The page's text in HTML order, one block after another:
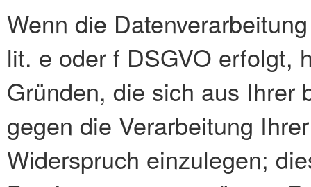
Wenn die
lit. e oder f DSGVO erfolgt,
Gründen, die sich aus Ihrer
gegen die Verarbeitung
Widerspruch einzulegen;